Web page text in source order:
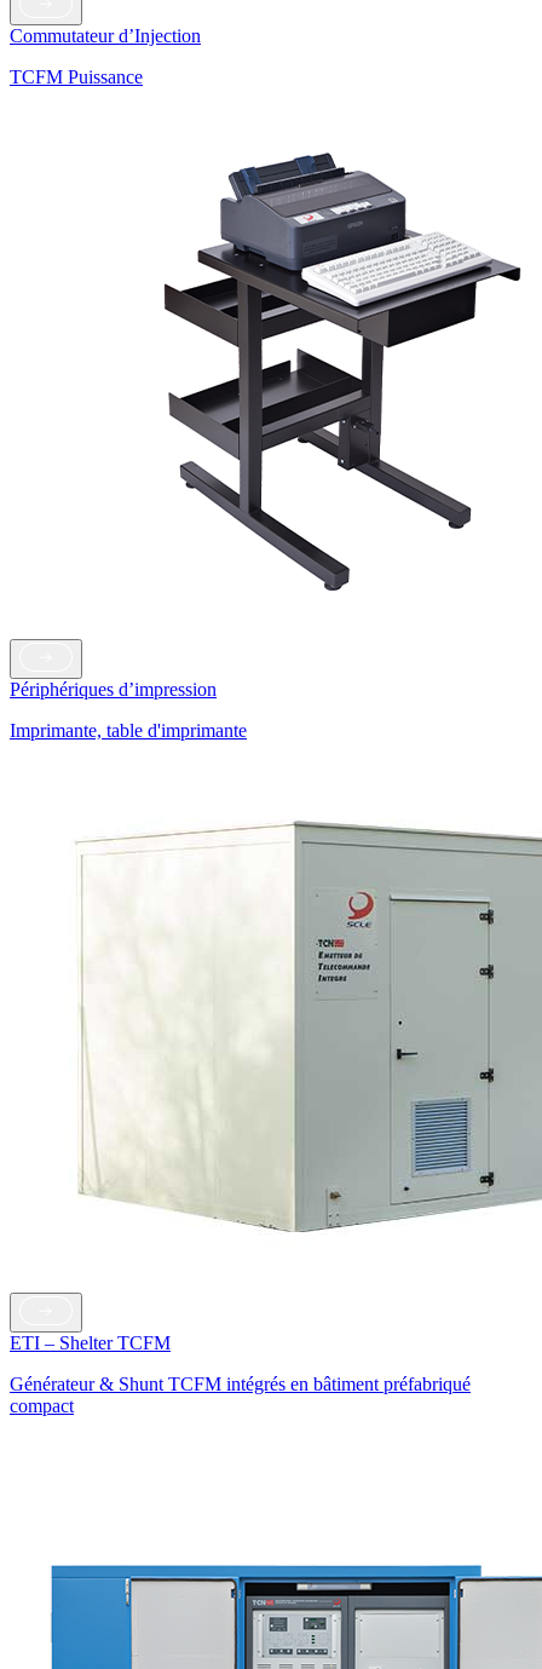
Commutateur d’Injection
TCFM Puissance
Périphériques d’impression
Imprimante, table d'imprimante
ETI – Shelter TCFM
Générateur & Shunt TCFM intégrés en bâtiment préfabriqué
compact